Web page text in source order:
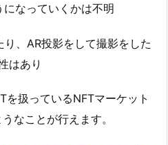
なっていくかは不明
、AR投影をして撮影をした
はあり
扱っているNFTマーケット
なことが行えます。